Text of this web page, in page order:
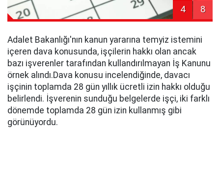
4 8
Adalet Bakanlığı'nın kanun yararına temyiz istemini
içeren dava konusunda, işçilerin hakkı olan ancak
bazı işverenler tarafından kullandırılmayan İş Kanunu
örnek alındı.Dava konusu incelendiğinde, davacı
işçinin toplamda 28 gün yıllık ücretli izin hakkı olduğu
belirlendi. İşverenin sunduğu belgelerde işçi, iki farklı
dönemde toplamda 28 gün izin kullanmış gibi
görünüyordu.